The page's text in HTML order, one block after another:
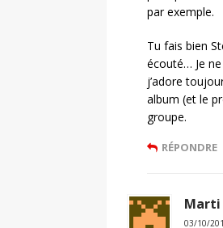
par exemple.
Tu fais bien
écouté… Je
j’adore
album (et le
groupe.
RÉPONDRE
Marti
03/10/